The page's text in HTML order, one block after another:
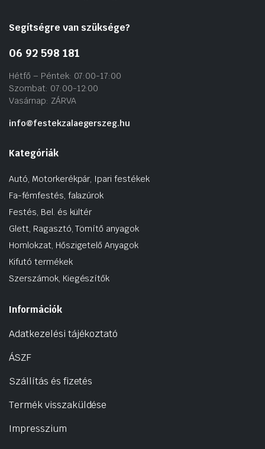
Segítségre van szüksége?
06 92 598 181
Hétfő – Péntek: 07:00-17:00
Szombat: 07:00-12:00
Vasárnap: ZÁRVA
info@festekzalaegerszeg.hu
Kategóriák
Autó, Motorkerékpár, Ipari festékek
Fa-fémfestés, falazúrok
Festés, Bel. és kültér
Glett, Ragasztó, Tömítő anyagok
Homlokzat, Hőszigetelő Anyagok
Kifutó termékek
Szerszámok, Kiegészítők
Információk
Adatkezelési tájékoztató
ÁSZF
Szállítás és fizetés
Termék visszaküldése
Impresszium